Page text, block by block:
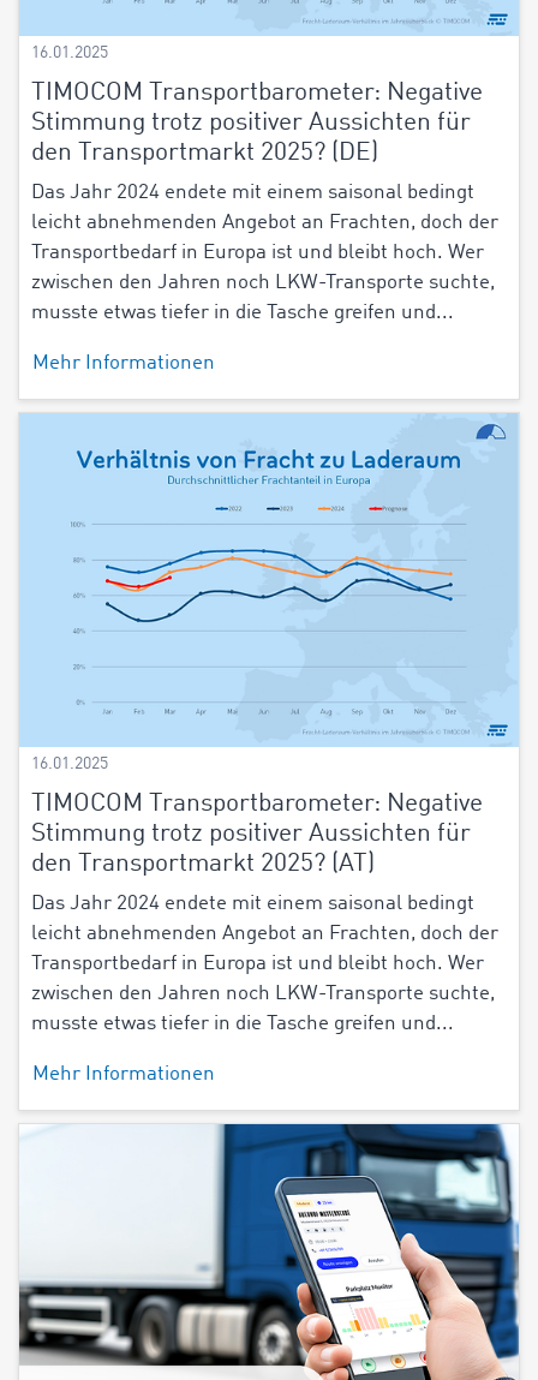
16.01.2025
TIMOCOM Transportbarometer: Negative
Stimmung trotz positiver Aussichten für
den Transportmarkt 2025? (DE)
Das Jahr 2024 endete mit einem saisonal bedingt
leicht abnehmenden Angebot an Frachten, doch der
Transportbedarf in Europa ist und bleibt hoch. Wer
zwischen den Jahren noch LKW-Transporte suchte,
musste etwas tiefer in die Tasche greifen und...
Mehr Informationen
16.01.2025
TIMOCOM Transportbarometer: Negative
Stimmung trotz positiver Aussichten für
den Transportmarkt 2025? (AT)
Das Jahr 2024 endete mit einem saisonal bedingt
leicht abnehmenden Angebot an Frachten, doch der
Transportbedarf in Europa ist und bleibt hoch. Wer
zwischen den Jahren noch LKW-Transporte suchte,
musste etwas tiefer in die Tasche greifen und...
Mehr Informationen